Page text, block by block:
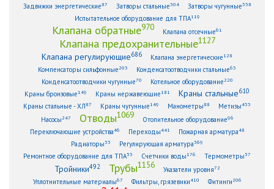
Задвижки энергетические87 Затворы стальные304 Затворы чугунные338
Испытательное оборудование для ТПА119
Клапана обратные970 Клапана отсечные61
Клапана предохранительные1127
Клапана регулирующие686 Клапана энергетические128
Компенсаторы сильфонные 203 Конденсатоотводчики стальные63
Конденсатоотводчики чугунные70 Котельное оборудование 220
Краны бронзовые149 Краны нержавеющие181 Краны стальные610
Краны стальные - ХЛ87 Краны чугунные149 Манометры88 Метизы433
Насосы 247 Отводы1069 Отопительное оборудование96
Переключающие устройства46 Переходы441 Пожарная арматура48
Радиаторы33 Регулирующая арматура369
Ремонтное оборудование для ТПА53 Счетчики воды176 Термометры 57
Тройники492 Трубы1156 Указатели уровня72
Уплотнительные материалы67 Фильтры, грязевики410 Фитинги 206